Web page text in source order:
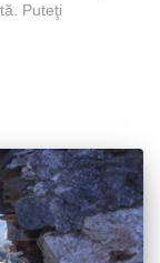
Puteţi